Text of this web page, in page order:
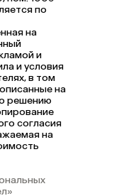
по
на
и
и условия
в том
на
решению
согласия
на